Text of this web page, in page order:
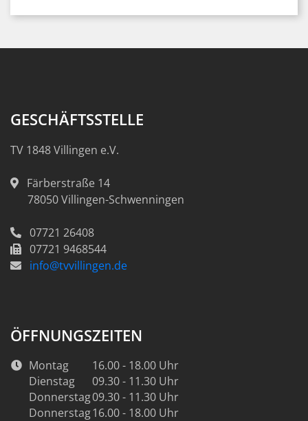
GESCHÄFTSSTELLE
TV 1848 Villingen e.V.
Färberstraße 14
78050Villingen-Schwenningen
07721 26408
07721 9468544
info@tvvillingen.de
ÖFFNUNGSZEITEN
Montag
16.00 - 18.00 Uhr
Dienstag
09.30 - 11.30 Uhr
Donnerstag09.30 - 11.30 Uhr
Donnerstag16.00 - 18.00 Uhr